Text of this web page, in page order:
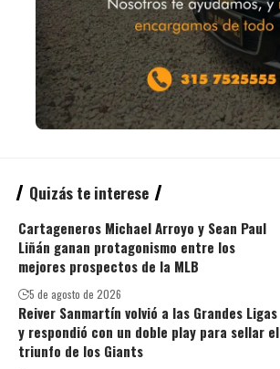
Quizás te interese
Cartageneros Michael Arroyo y Sean Paul
Liñán ganan protagonismo entre los
mejores prospectos de la MLB
5 de agosto de 2026
Reiver Sanmartín volvió a las Grandes Ligas
y respondió con un doble play para sellar el
triunfo de los Giants